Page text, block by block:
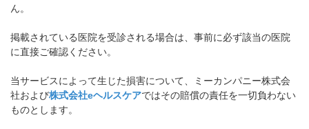
ん。
掲載されている医院を受診される場合は、事前に必ず該当の医院
に直接ご確認ください。
当サービスによって生じた損害について、ミーカンパニー株式会
社および株式会社eヘルスケアではその賠償の責任を一切負わない
ものとします。